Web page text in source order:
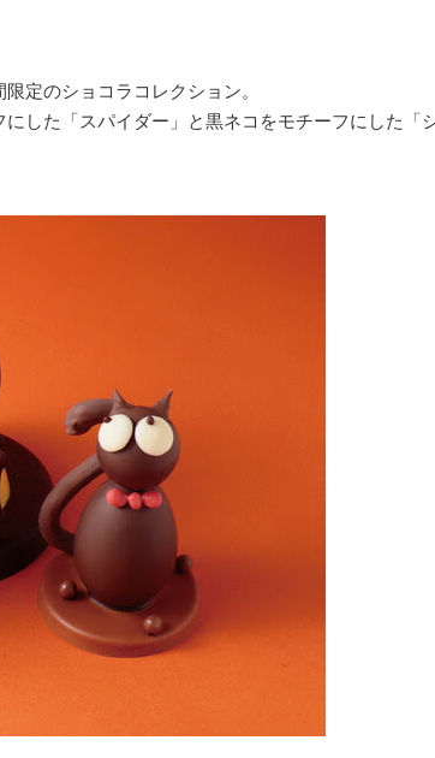
定のショコラコレクション。
した「スパイダー」と黒ネコをモチーフにした「